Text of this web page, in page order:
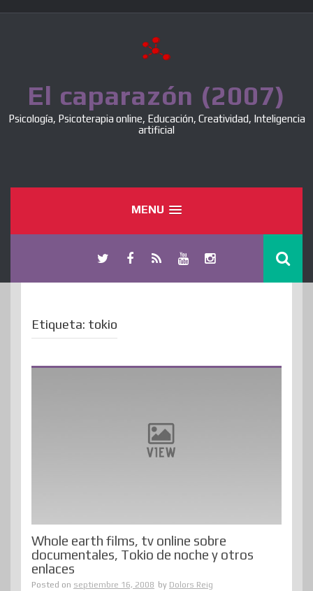
El caparazón (2007)
Psicología, Psicoterapia online, Educación, Creatividad, Inteligencia
artificial
MENU
Etiqueta: tokio
Whole earth films, tv online sobre
documentales, Tokio de noche y otros
enlaces
Posted on septiembre 16, 2008 by Dolors Reig